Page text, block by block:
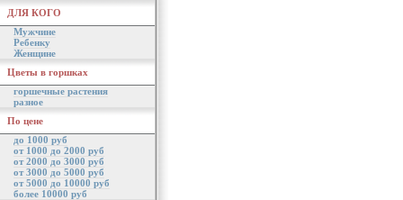
ДЛЯ КОГО
Мужчине
Ребенку
Женщине
Цветы в горшках
горшечные растения
разное
По цене
до 1000 руб
от 1000 до 2000 руб
от 2000 до 3000 руб
от 3000 до 5000 руб
от 5000 до 10000 руб
более 10000 руб